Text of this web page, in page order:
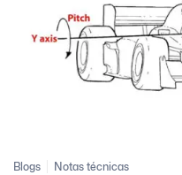
Blogs Notas técnicas